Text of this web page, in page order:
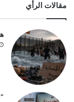
مقالات الرأي